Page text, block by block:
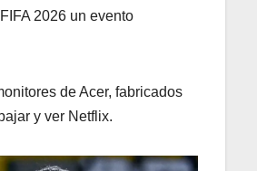
2026 un evento
de Acer, fabricados
y ver Netflix.